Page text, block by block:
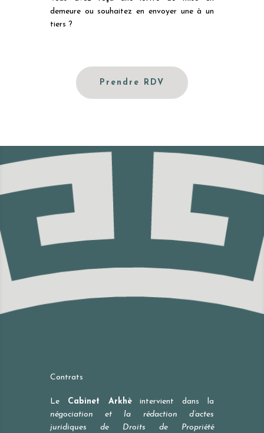
demeure ou souhaitez en envoyer une à un
tiers ?
Prendre RDV
Contrats
Le Cabinet Arkhèintervient dans la
négociation et la rédaction d’actes
juridiques de Droits de Propriété